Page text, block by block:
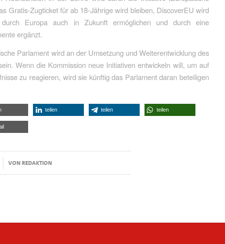
Gratis-Zugticket für ab 18-Jährige wird bleiben, DiscoverEU wird
Europa auch in Zukunft ermöglichen und durch eine
ergänzt.
Parlament wird an der Umsetzung und Weiterentwicklung des
Wenn die Kommission neue Initiativen entwickeln will, um auf
zu reagieren, wird sie künftig das Parlament daran beteiligen
teilen teilen teilen
VONREDAKTION